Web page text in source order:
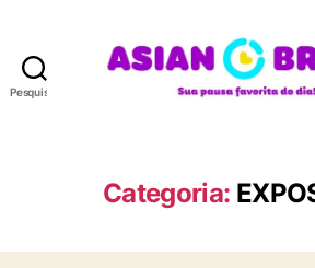
Pesquisar
A
N
R
Categoria: